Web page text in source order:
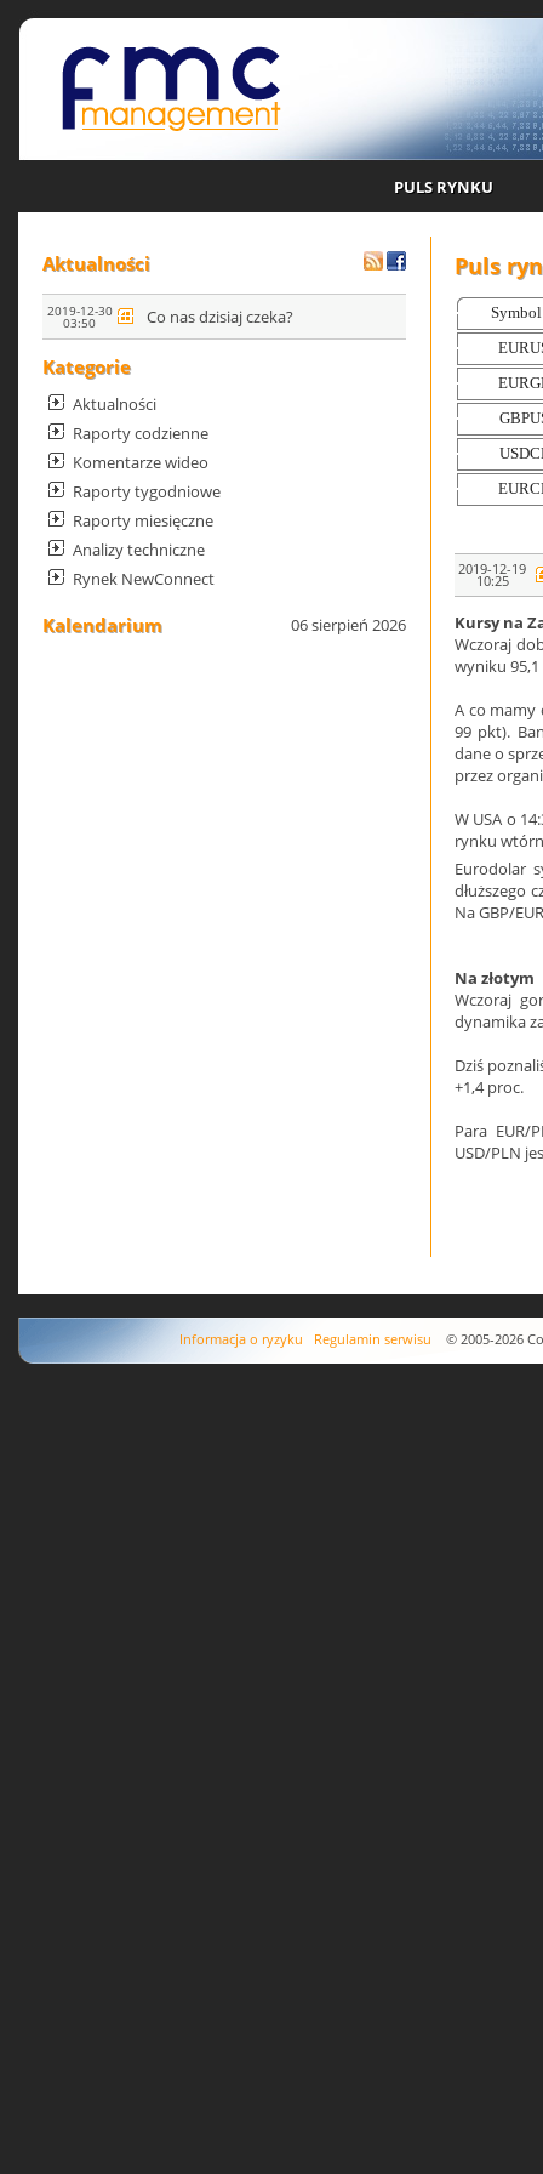
PULS RYNKU
Aktualności
2019-12-30
03:50 Co nas dzisiaj czeka?
Kategorie
Aktualności
Raporty codzienne
Komentarze wideo
Raporty tygodniowe
Raporty miesięczne
Analizy techniczne
Rynek NewConnect
Kalendarium 06 sierpień 2026
Puls
2019-12-19
10:25
Kursy na
Wczoraj
wyniku
A co mamy
99 pkt).
dane o
przez
W USA o
rynku
Eurodolar
dłuższego
Na GBP/
Na złotym
Wczoraj
dynamika
Dziś
+1,4 proc.
Para EUR/
USD/PLN
Informacja o ryzyku Regulamin serwisu © 2005-2026